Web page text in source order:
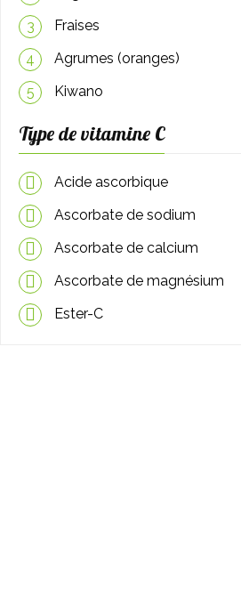
3
Fraises
4
Agrumes (oranges)
5
Kiwano
Type de vitamine C
Acide ascorbique
Ascorbate de sodium
Ascorbate de calcium
Ascorbate de magnésium
Ester-C